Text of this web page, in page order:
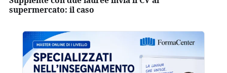
supermercato: il caso